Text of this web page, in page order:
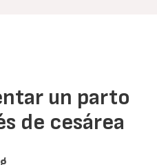
un parto
de cesárea